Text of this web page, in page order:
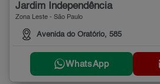
Jardim Independência
Zona Leste - São Paulo
Avenida do Oratório, 585
WhatsApp